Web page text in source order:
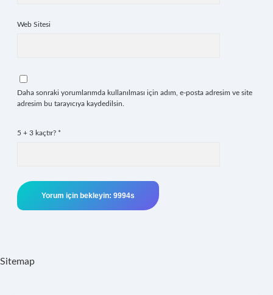
Web Sitesi
Daha sonraki yorumlarımda kullanılması için adım, e-posta adresim ve site
adresim bu tarayıcıya kaydedilsin.
5 + 3 kaçtır? *
Sitemap